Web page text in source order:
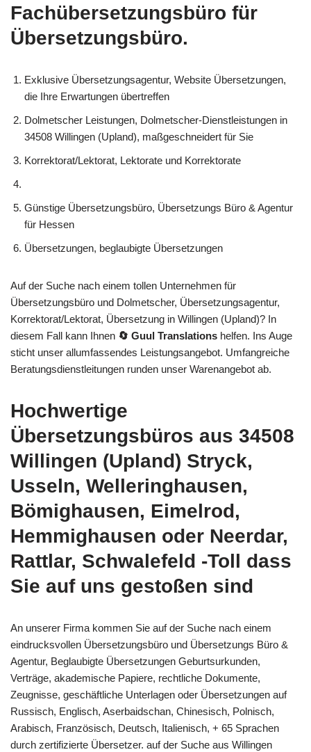
Fachübersetzungsbüro für
Übersetzungsbüro.
Exklusive Übersetzungsagentur, Website Übersetzungen,
die Ihre Erwartungen übertreffen
Dolmetscher Leistungen, Dolmetscher-Dienstleistungen in
34508 Willingen (Upland), maßgeschneidert für Sie
Korrektorat/Lektorat, Lektorate und Korrektorate
Günstige Übersetzungsbüro, Übersetzungs Büro & Agentur
für Hessen
Übersetzungen, beglaubigte Übersetzungen
Auf der Suche nach einem tollen Unternehmen für
Übersetzungsbüro und Dolmetscher, Übersetzungsagentur,
Korrektorat/Lektorat, Übersetzung in Willingen (Upland)? In
diesem Fall kann Ihnen 🔄 Guul Translations helfen. Ins Auge
sticht unser allumfassendes Leistungsangebot. Umfangreiche
Beratungsdienstleitungen runden unser Warenangebot ab.
Hochwertige
Übersetzungsbüros aus 34508
Willingen (Upland) Stryck,
Usseln, Welleringhausen,
Bömighausen, Eimelrod,
Hemmighausen oder Neerdar,
Rattlar, Schwalefeld -Toll dass
Sie auf uns gestoßen sind
An unserer Firma kommen Sie auf der Suche nach einem
eindrucksvollen Übersetzungsbüro und Übersetzungs Büro &
Agentur, Beglaubigte Übersetzungen Geburtsurkunden,
Verträge, akademische Papiere, rechtliche Dokumente,
Zeugnisse, geschäftliche Unterlagen oder Übersetzungen auf
Russisch, Englisch, Aserbaidschan, Chinesisch, Polnisch,
Arabisch, Französisch, Deutsch, Italienisch, + 65 Sprachen
durch zertifizierte Übersetzer. auf der Suche aus Willingen